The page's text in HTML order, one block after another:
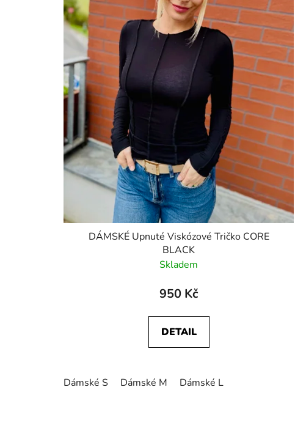
DÁMSKÉ Upnuté Viskózové Tričko CORE
BLACK
Skladem
950 Kč
DETAIL
Dámské S Dámské M Dámské L